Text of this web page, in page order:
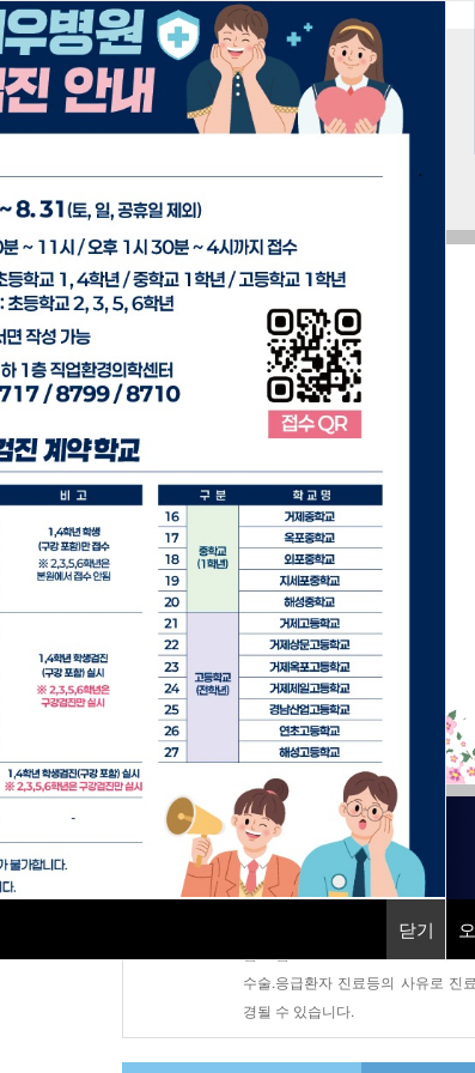
닫기
닫기
북마크 접속자 144
HOME 진료안내
prev
지역응급의료기관
직업환경의학센터 건강증
진료시간안내
평 일 : AM 08:30 ~ PM 17:30
토 요 일 : AM 08:30 ~ PM 12:30
수술.응급환자 진료등의 사유로 진
경될 수 있습니다.